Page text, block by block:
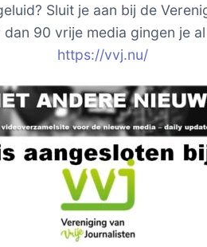
Sluit je aan bij de
90 vrije media gingen je
https://vvj.nu/